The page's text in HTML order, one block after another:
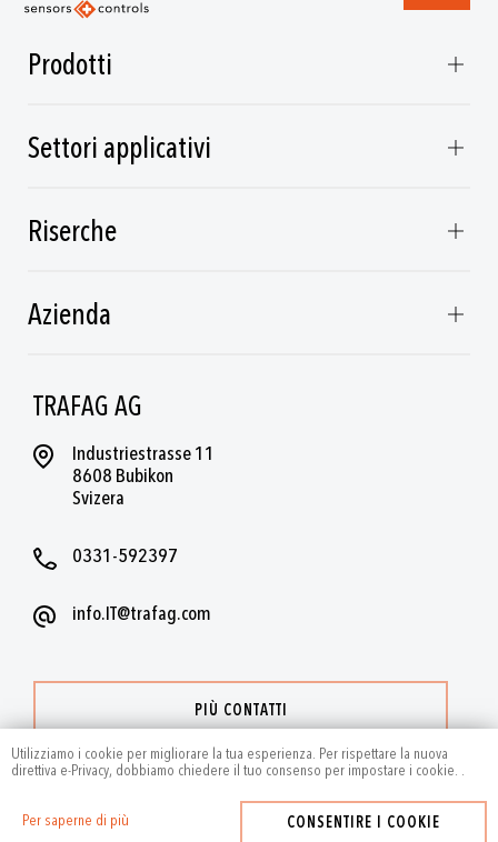
Utilizziamo i cookie per migliorare la tua esperienza. Per rispettare la nuova
direttiva e-Privacy, dobbiamo chiedere il tuo consenso per impostare i cookie.
Per saperne di più
.
CONSENTIRE I COOKIE
TRAFAG AG
Industriestrasse 11
8608 Bubikon
Svizera
0331-592397
info.IT@trafag.com
PIÙ CONTATTI
Prodotti
Settori applicativi
Riserche
Azienda